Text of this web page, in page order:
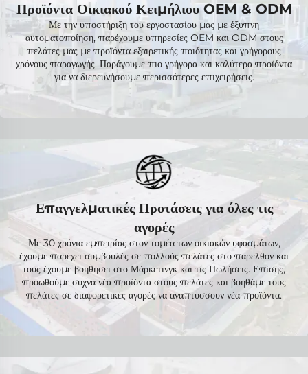
Προϊόντα Οικιακού Κειμήλιου OEM & ODM
Με την υποστήριξη του εργοστασίου μας με έξυπνη
αυτοματοποίηση, παρέχουμε υπηρεσίες OEM και ODM στους
πελάτες μας με προϊόντα εξαιρετικής ποιότητας και γρήγορους
χρόνους παραγωγής. Παράγουμε πιο γρήγορα και καλύτερα προϊόντα
για να διερευνήσουμε περισσότερες επιχειρήσεις.
Επαγγελματικές Προτάσεις για όλες τις
αγορές
Με 30 χρόνια εμπειρίας στον τομέα των οικιακών υφασμάτων,
έχουμε παρέχει συμβουλές σε πολλούς πελάτες στο παρελθόν και
τους έχουμε βοηθήσει στο Μάρκετινγκ και τις Πωλήσεις. Επίσης,
προωθούμε συχνά νέα προϊόντα στους πελάτες και βοηθάμε τους
πελάτες σε διαφορετικές αγορές να αναπτύσσουν νέα προϊόντα.